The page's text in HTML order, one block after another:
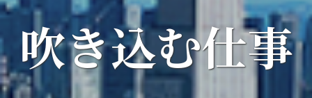
吹き込む仕事